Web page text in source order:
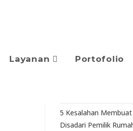
Layanan Portofolio
5 Kesalahan Membuat
Disadari Pemilik